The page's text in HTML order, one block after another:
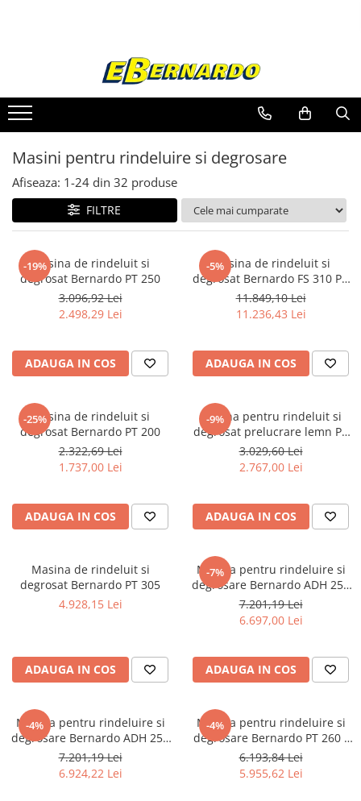
Prelucrare metal
Fierastraie pentru metal
Ferastraie mobile pentru metal
Fierastraie prelucrare metal
Ferastraie orizontale pentru metal
Ferastraie circulare pentru metal
Dispozitive de sudare pentru panze
panglica
Ferastraie automate cu banda si
doua coloane
Ferastraie metal cu banda si taiere
dubla semiautomate
Ferastraie verticale
Strunguri CNC
Strunguri cu cutie de viteze
Strunguri cu surub de ghidare
Strunguri de precizie
Strunguri universale
Strunguri universale cu viteza
variabila
Masini de gaurit
Masini de gaurit cu angrenaj, masa
Masini de gaurit cu coloana
Masini de gaurit cu coloana si cap
de actionare
Masini de gaurit cu coloana si
curea de distributie
Masini pentru rindeluire si degrosare
Afiseaza: 1-24 din 32 produse
FILTRE
-19%
Masina de rindeluit si
degrosat Bernardo PT 250
3.096,92 Lei
2.498,29 Lei
ADAUGA IN COS
-5%
Masina de rindeluit si
degrosat Bernardo FS 310 P -
230 V
11.849,10 Lei
11.236,43 Lei
ADAUGA IN COS
-25%
Masina de rindeluit si
degrosat Bernardo PT 200
2.322,69 Lei
1.737,00 Lei
ADAUGA IN COS
-9%
Masina pentru rindeluit si
degrosat prelucrare lemn PT
200 ED - 230 V
3.029,60 Lei
2.767,00 Lei
ADAUGA IN COS
Masina de rindeluit si
degrosat Bernardo PT 305
4.928,15 Lei
ADAUGA IN COS
-7%
Masina pentru rindeluire si
degrosare Bernardo ADH 250
P - 230 V
7.201,19 Lei
6.697,00 Lei
ADAUGA IN COS
-4%
Masina pentru rindeluire si
degrosare Bernardo ADH 250
P - 400 V
7.201,19 Lei
6.924,22 Lei
-4%
Masina pentru rindeluire si
degrosare Bernardo PT 260 -
230 V
6.193,84 Lei
5.955,62 Lei